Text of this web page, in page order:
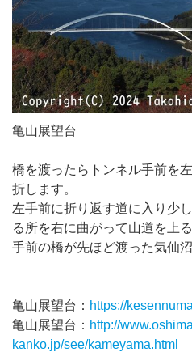
亀山展望台
橋を渡ったらトンネル手前を
折します。
左手前に折り返す道に入り少
る所を右に曲がって山道を上
手前の橋が先ほど渡った気仙
亀山展望台： https://
亀山展望台： http://
kanko.jp/see/kameyama.html